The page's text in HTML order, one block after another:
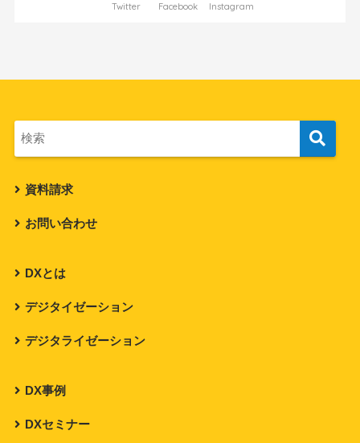
Twitter Facebook Instagram
資料請求
お問い合わせ
DXとは
デジタイゼーション
デジタライゼーション
DX事例
DXセミナー